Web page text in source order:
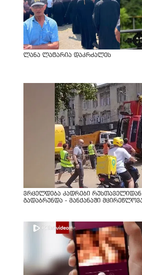
ლანა ლატარია დაკრძალეს
ვრცელდება კადრები
გადაბრუნდა - მანქანაში